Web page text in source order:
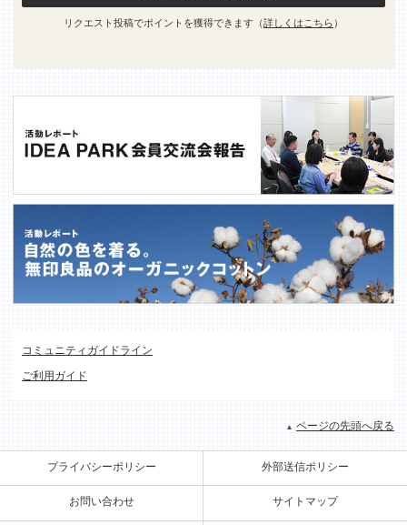
リクエスト投稿でポイントを獲得できます（詳しくはこちら ）
コミュニティガイドライン
ご利用ガイド
ページの先頭へ戻る
プライバシーポリシー 外部送信ポリシー
お問い合わせ サイトマップ